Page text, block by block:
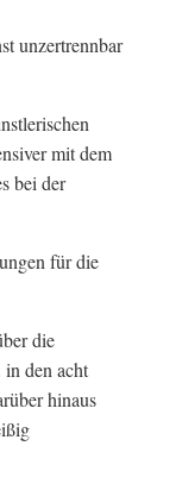
unzertrennbar
mit dem
bei der
für die
die
den acht
hinaus